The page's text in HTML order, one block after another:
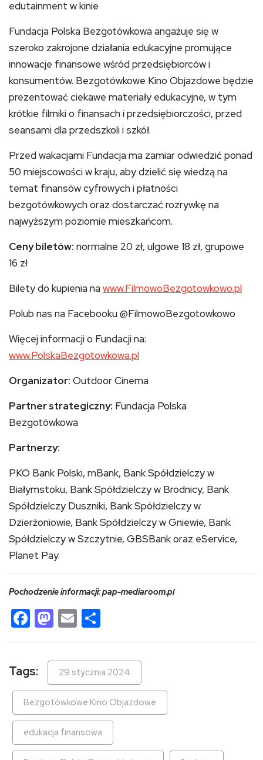
edutainment w kinie
Fundacja Polska Bezgotówkowa angażuje się w
szeroko zakrojone działania edukacyjne promujące
innowacje finansowe wśród przedsiębiorców i
konsumentów. Bezgotówkowe Kino Objazdowe będzie
prezentować ciekawe materiały edukacyjne, w tym
krótkie filmiki o finansach i przedsiębiorczości, przed
seansami dla przedszkoli i szkół.
Przed wakacjami Fundacja ma zamiar odwiedzić ponad
50 miejscowości w kraju, aby dzielić się wiedzą na
temat finansów cyfrowych i płatności
bezgotówkowych oraz dostarczać rozrywkę na
najwyższym poziomie mieszkańcom.
Ceny biletów: normalne 20 zł, ulgowe 18 zł, grupowe
16 zł
Bilety do kupienia nawww.FilmowoBezgotowkowo.pl
Polub nas na Facebooku @FilmowoBezgotowkowo
Więcej informacji o Fundacji na:
www.PolskaBezgotowkowa.pl
Organizator: Outdoor Cinema
Partner strategiczny: Fundacja Polska
Bezgotówkowa
Partnerzy:
PKO Bank Polski, mBank, Bank Spółdzielczy w
Białymstoku, Bank Spółdzielczy w Brodnicy, Bank
Spółdzielczy Duszniki, Bank Spółdzielczy w
Dzierżoniowie, Bank Spółdzielczy w Gniewie, Bank
Spółdzielczy w Szczytnie, GBSBank oraz eService,
Planet Pay.
Pochodzenie informacji: pap-mediaroom.pl
Facebook
Mastodon
Email
Tags: 29 stycznia 2024
Bezgotówkowe Kino Objazdowe
edukacja finansowa